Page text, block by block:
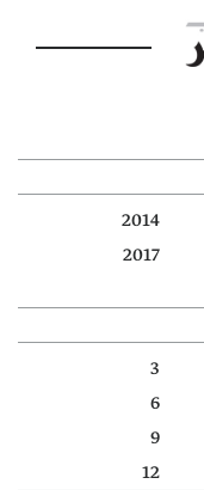
2014
2017
3
6
9
12